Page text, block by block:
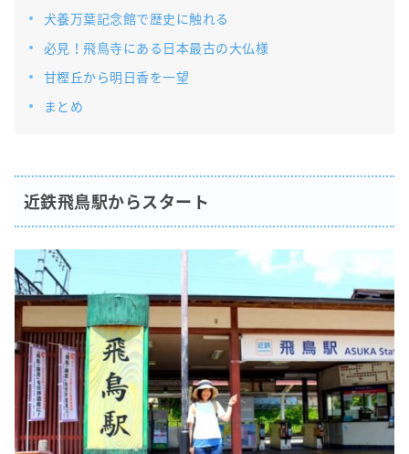
犬養万葉記念館で歴史に触れる
必見！飛鳥寺にある日本最古の大仏様
甘樫丘から明日香を一望
まとめ
近鉄飛鳥駅からスタート